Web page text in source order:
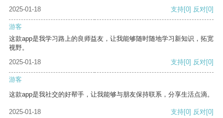
2025-01-18 支持[0] 反对[0]
游客
这款app是我学习路上的良师益友，让我能够随时随地学习新知识，拓宽
视野。
2025-01-18
支持[0] 反对[0]
游客
这款app是我社交的好帮手，让我能够与朋友保持联系，分享生活点滴。
2025-01-18 支持[0] 反对[0]